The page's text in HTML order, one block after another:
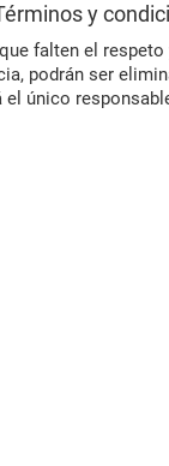
y
falten el respeto
podrán ser
el único